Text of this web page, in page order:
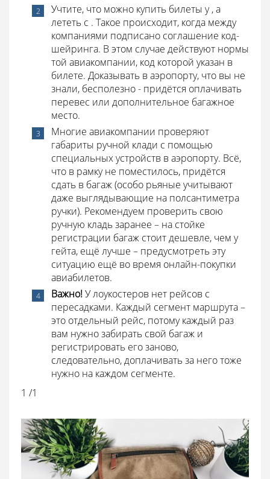
Учтите, что можно купить билеты у , а
лететь с . Такое происходит, когда между
компаниями подписано соглашение код-
шейринга. В этом случае действуют нормы
той авиакомпании, код которой указан в
билете. Доказывать в аэропорту, что вы не
знали, бесполезно - придётся оплачивать
перевес или дополнительное багажное
место.
Многие авиакомпании проверяют
габариты ручной клади с помощью
специальных устройств в аэропорту. Всё,
что в рамку не поместилось, придётся
сдать в багаж (особо рьяные учитывают
даже выглядывающие на полсантиметра
ручки). Рекомендуем проверить свою
ручную кладь заранее – на стойке
регистрации багаж стоит дешевле, чем у
гейта, ещё лучше – предусмотреть эту
ситуацию ещё во время онлайн-покупки
авиабилетов.
Важно!У лоукостеров нет рейсов с
пересадками. Каждый сегмент маршрута –
это отдельный рейс, потому каждый раз
вам нужно забирать свой багаж и
регистрировать его заново,
следовательно, доплачивать за него тоже
нужно на каждом сегменте.
1 /1